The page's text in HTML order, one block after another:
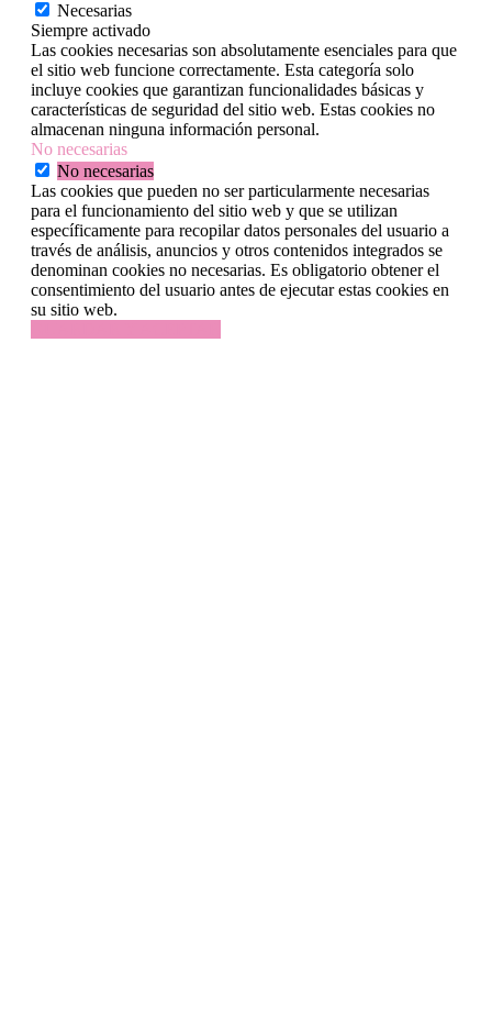
Necesarias
Siempre activado
Las cookies necesarias son absolutamente esenciales para que
el sitio web funcione correctamente. Esta categoría solo
incluye cookies que garantizan funcionalidades básicas y
características de seguridad del sitio web. Estas cookies no
almacenan ninguna información personal.
No necesarias
No necesarias
Las cookies que pueden no ser particularmente necesarias
para el funcionamiento del sitio web y que se utilizan
específicamente para recopilar datos personales del usuario a
través de análisis, anuncios y otros contenidos integrados se
denominan cookies no necesarias. Es obligatorio obtener el
consentimiento del usuario antes de ejecutar estas cookies en
su sitio web.